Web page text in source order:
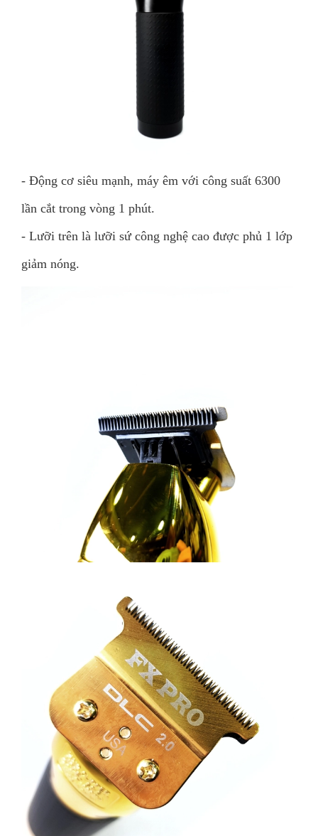
- Động cơ siêu mạnh, máy êm với công suất 6300
lần cắt trong vòng 1 phút.
- Lưỡi trên là lưỡi sứ công nghệ cao được phủ 1 lớp
giảm nóng.